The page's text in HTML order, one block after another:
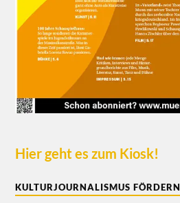
Hier geht es zum Kiosk!
KULTURJOURNALISMUS FÖRDERN